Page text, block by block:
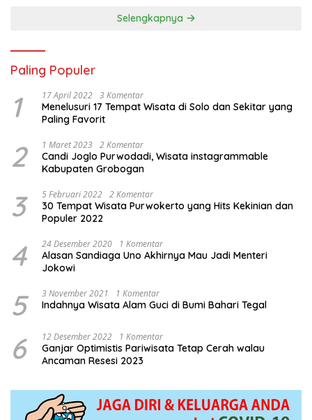
Selengkapnya
Paling Populer
1 17 April 2022 3 Komentar
Menelusuri 17 Tempat Wisata di Solo dan Sekitar yang
Paling Favorit
2 1 Maret 2023 2 Komentar
Candi Joglo Purwodadi, Wisata instagrammable
Kabupaten Grobogan
3 5 Februari 2022 2 Komentar
30 Tempat Wisata Purwokerto yang Hits Kekinian dan
Populer 2022
4 24 Desember 2020 1 Komentar
Alasan Sandiaga Uno Akhirnya Mau Jadi Menteri
Jokowi
5 3 November 2021 1 Komentar
Indahnya Wisata Alam Guci di Bumi Bahari Tegal
6 12 Desember 2022 1 Komentar
Ganjar Optimistis Pariwisata Tetap Cerah walau
Ancaman Resesi 2023